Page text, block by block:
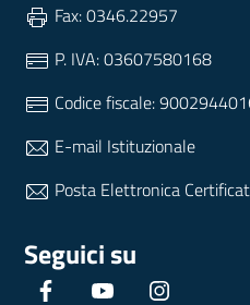
Fax: 0346.22957
P. IVA: 03607580168
Codice fiscale:
E-mail Istituzionale
Posta Elettronica
Seguici su
Facebook YouTube